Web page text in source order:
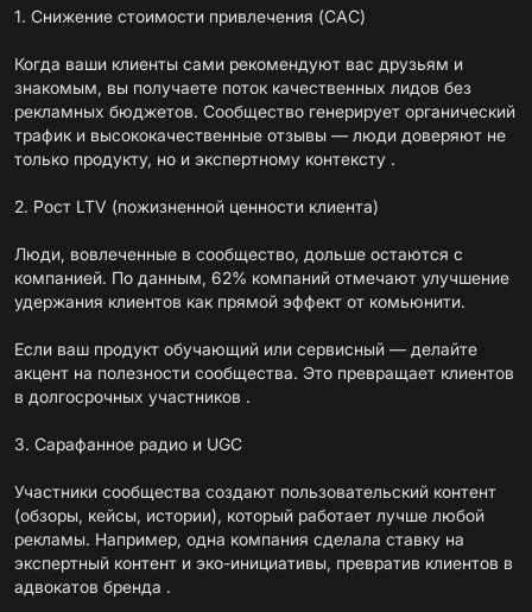
1. Снижение стоимости привлечения (CAC)
Когда ваши клиенты сами рекомендуют вас друзьям и
знакомым, вы получаете поток качественных лидов без
рекламных бюджетов. Сообщество генерирует органический
трафик и высококачественные отзывы — люди доверяют не
только продукту, но и экспертному контексту .
2. Рост LTV (пожизненной ценности клиента)
Люди, вовлеченные в сообщество, дольше остаются с
компанией. По данным, 62% компаний отмечают улучшение
удержания клиентов как прямой эффект от комьюнити.
Если ваш продукт обучающий или сервисный — делайте
акцент на полезности сообщества. Это превращает клиентов
в долгосрочных участников .
3. Сарафанное радио и UGC
Участники сообщества создают пользовательский контент
(обзоры, кейсы, истории), который работает лучше любой
рекламы. Например, одна компания сделала ставку на
экспертный контент и эко-инициативы, превратив клиентов в
адвокатов бренда .